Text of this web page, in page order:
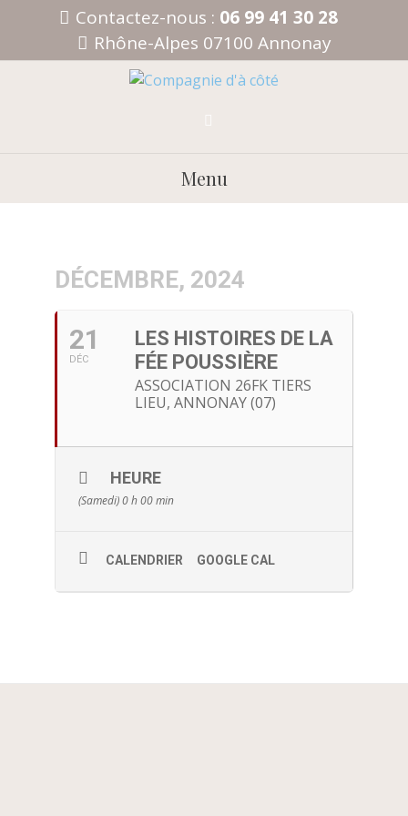
Contactez-nous : 06 99 41 30 28
Rhône-Alpes 07100 Annonay
Menu
DÉCEMBRE, 2024
21
DÉC
LES HISTOIRES DE LA
FÉE POUSSIÈRE
ASSOCIATION 26FK TIERS
LIEU, ANNONAY (07)
HEURE
(Samedi) 0 h 00 min
CALENDRIER GOOGLE CAL